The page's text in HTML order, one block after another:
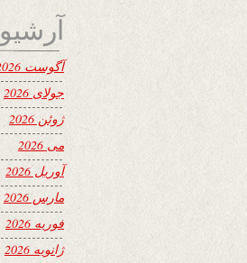
آرشیو
آگوست 2026
جولای 2026
ژوئن 2026
می 2026
آوریل 2026
مارس 2026
فوریه 2026
ژانویه 2026